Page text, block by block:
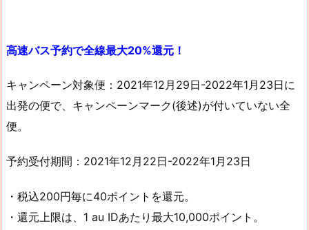
高速バス予約で全線最大20%還元！
キャンペーン対象便：2021年12月29日-2022年1月23日に
出発の便で、キャンペーンマーク(後述)が付いていない全
便。
予約受付期間：2021年12月22日-2022年1月23日
・税込200円毎に40ポイントを還元。
・還元上限は、1 au IDあたり最大10,000ポイント。